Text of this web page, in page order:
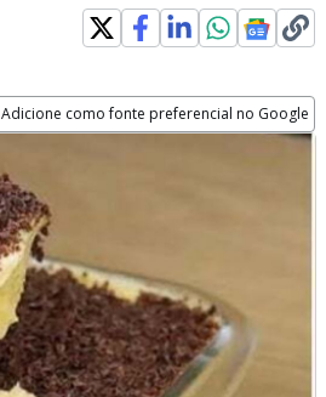
Adicione como fonte preferencial no Google